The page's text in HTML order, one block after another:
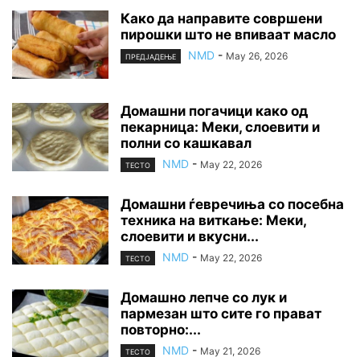
Како да направите совршени
пирошки што не впиваат масло
ПРЕДЈАДЕЊЕ NMD - May 26, 2026
Домашни погачици како од
пекарница: Меки, слоевити и
полни со кашкавал
ТЕСТО NMD - May 22, 2026
Домашни ѓевречиња со посебна
техника на виткање: Меки,
слоевити и вкусни...
ТЕСТО NMD - May 22, 2026
Домашно лепче со лук и
пармезан што сите го прават
повторно:...
ТЕСТО NMD - May 21, 2026